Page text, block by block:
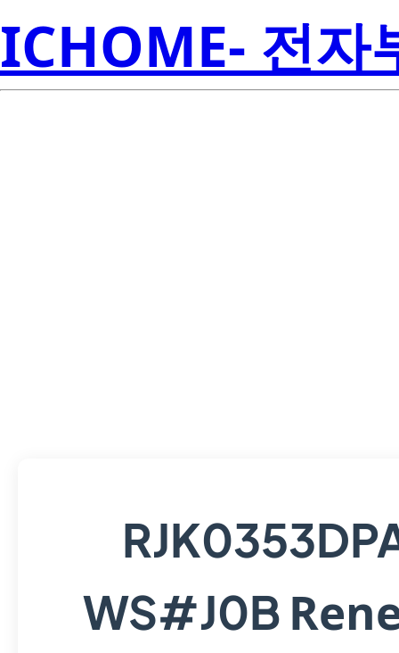
ICHOME- 전자
WS#J0B